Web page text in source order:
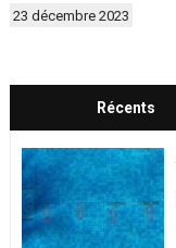
23 décembre 2023
Récents